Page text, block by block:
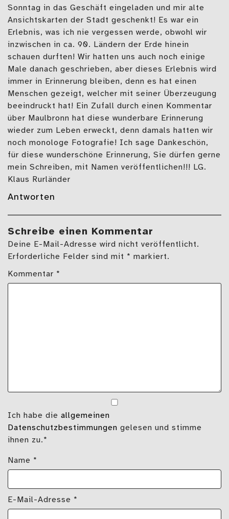
Sonntag in das Geschäft eingeladen und mir alte
Ansichtskarten der Stadt geschenkt! Es war ein
Erlebnis, was ich nie vergessen werde, obwohl wir
inzwischen in ca. 90. Ländern der Erde hinein
schauen durften! Wir hatten uns auch noch einige
Male danach geschrieben, aber dieses Erlebnis wird
immer in Erinnerung bleiben, denn es hat einen
Menschen gezeigt, welcher mit seiner Überzeugung
beeindruckt hat! Ein Zufall durch einen Kommentar
über Maulbronn hat diese wunderbare Erinnerung
wieder zum Leben erweckt, denn damals hatten wir
noch monologe Fotografie! Ich sage Dankeschön,
für diese wunderschöne Erinnerung, Sie dürfen gerne
mein Schreiben, mit Namen veröffentlichen!!! LG.
Klaus Rurländer
Antworten
Schreibe einen Kommentar
Deine E-Mail-Adresse wird nicht veröffentlicht.
Erforderliche Felder sind mit * markiert.
Kommentar *
Ich habe die allgemeinen
Datenschutzbestimmungen gelesen und stimme
ihnen zu.*
Name *
E-Mail-Adresse *